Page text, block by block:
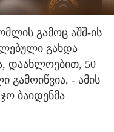
გამოც აშშ-ის
გახდა
დაახლოებით, 50
- ამის
ბაიდენმა